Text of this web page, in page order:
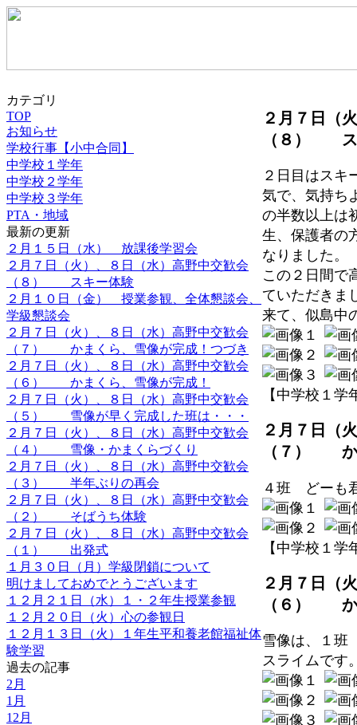
カテゴリ
TOP
お知らせ
学校行事【小中合同】
中学校１学年
中学校２学年
中学校３学年
PTA・地域
最新の更新
２月１５日（水） 放課後学習会
２月７日（火）、８日（水）高野中交歓会
（８） スキー体験
２月１０日（金） 授業参観、全体懇談会、
学級懇談会
２月７日（火）、８日（水）高野中交歓会
（７） かまくら、雪像が完成！つづき
２月７日（火）、８日（水）高野中交歓会
（６） かまくら、雪像が完成！
２月７日（火）、８日（水）高野中交歓会
（５） 雪像が早く完成した班は・・・
２月７日（火）、８日（水）高野中交歓会
（４） 雪像・かまくらづくり
２月７日（火）、８日（水）高野中交歓会
（３） 半年ぶりの再会
２月７日（火）、８日（水）高野中交歓会
（２） そばうち体験
２月７日（火）、８日（水）高野中交歓会
（１） 出発式
１月３０日（月）学級閉鎖について
明けましておめでとうございます
１２月２１日（水）１・２年生授業参観
１２月２０日（火）心の参観日
１２月１３日（火）１年生平和養老館福祉体
験学習
過去の記事
2月
1月
12月
２月７日（
（８） ス
２日目はスキ
気で、気持ち
の半数以上は
生、保護者の
なりました。
この２日間で
ていただきま
来て、似島中
【中学校１学
２月７日（
（７） か
４班 どーも
【中学校１学
２月７日（
（６） か
雪像は、１
スライムです